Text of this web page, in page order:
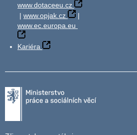
www.dotaceeu.cz
| www.opjak.cz
|
www.ec.europa.eu
Kariéra